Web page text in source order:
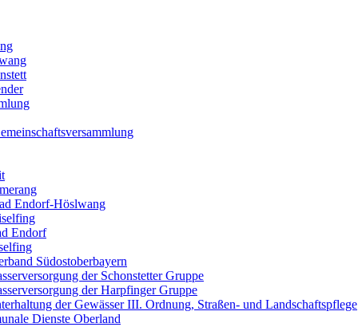
Endorf-Höslwang
Endorf
Südostoberbayern
der Schonstetter Gruppe
der Harpfinger Gruppe
der Gewässer III. Ordnung, Straßen- und Landschaftspflege
Dienste Oberland